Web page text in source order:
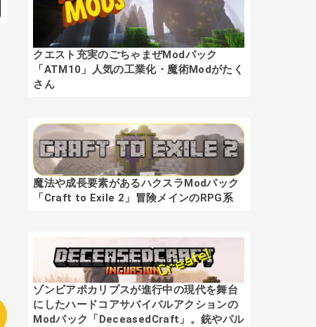
クエスト充実のごちゃまぜModパック
「ATM10」人気の工業化・魔術Modがたく
さん
魔法や成長要素があるハクスラModパック
「Craft to Exile 2」冒険メインのRPG系
ゾンビアポカリプスが進行中の現代を舞台
にしたハードコアサバイバルアクションの
Modパック「DeceasedCraft」。銃やパル